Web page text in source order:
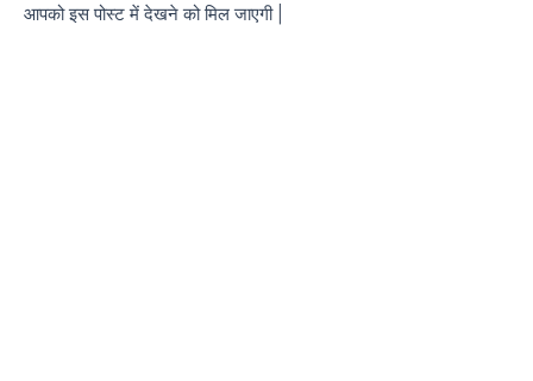
आपको इस पोस्ट में देखने को मिल जाएगी |